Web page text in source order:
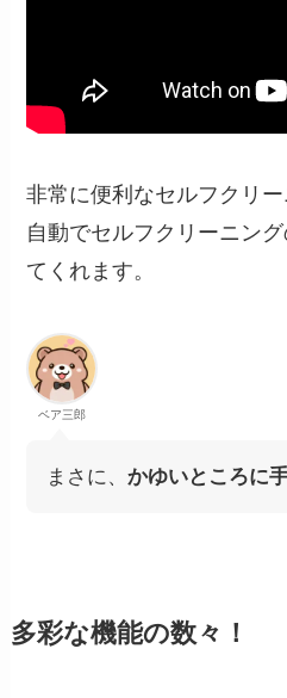
非常に便利なセルフクリ
自動でセルフクリーニン
てくれます。
ベア三郎
まさに、かゆいところに
多彩な機能の数々！